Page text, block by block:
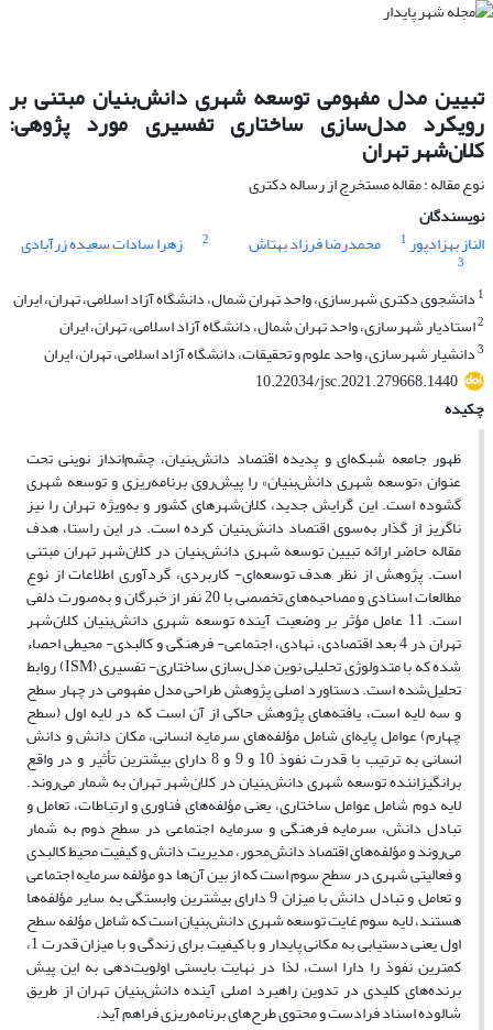
تبیین مدل مفهومی توسعه شهری دانش‌بنیان مبتنی بر
رویکرد مدل‌سازی ساختاری تفسیری مورد پژوهی:
کلان‌شهر تهران
نوع مقاله : مقاله مستخرج از رساله دکتری
نویسندگان
الناز بهزادپور1 محمدرضا فرزاد بهتاش 2 زهرا سادات سعیده زرآبادی
3
1 دانشجوی دکتری شهرسازی، واحد تهران شمال، دانشگاه آزاد اسلامی، تهران، ایران
2استادیار شهرسازی، واحد تهران شمال، دانشگاه آزاد اسلامی، تهران، ایران
3دانشیار شهرسازی، واحد علوم و تحقیقات، دانشگاه آزاد اسلامی، تهران، ایران
10.22034/jsc.2021.279668.1440
چکیده
ظهور جامعه شبکه‌ای و پدیده اقتصاد دانش‌بنیان، چشم‌انداز نوینی تحت
عنوان «توسعه شهری دانش‌بنیان» را پیش‌روی برنامه‌ریزی و توسعه شهری
گشوده است. این گرایش جدید، کلان‌شهرهای کشور و به‌ویژه تهران را نیز
ناگریز از گذار به‌سوی اقتصاد دانش‌بنیان کرده است. در این راستا، هدف
مقاله حاضر ارائه تبیین توسعه شهری دانش‌بنیان در کلان‌شهر تهران مبتنی
است. پژوهش از نظر هدف توسعه‌ای- کاربردی، گردآوری اطلاعات از نوع
مطالعات اسنادی و مصاحبه‌های تخصصی با 20 نفر از خبرگان و به‌صورت دلفی
است. 11 عامل مؤثر بر وضعیت آینده توسعه شهری دانش‌بنیان کلان‌شهر
تهران در 4 بعد اقتصادی، نهادی، اجتماعی- فرهنگی و کالبدی- محیطی احصاء
شده که با متدولوژی تحلیلی نوین مدل‌سازی ساختاری- تفسیری (ISM) روابط
تحلیل‌شده است. دستاورد اصلی پژوهش طراحی مدل مفهومی در چهار سطح
و سه لایه است، یافته‌های پژوهش حاکی از آن است که در لایه اول (سطح
چهارم) عوامل پایه‌ای شامل مؤلفه‌های سرمایه انسانی، مکان دانش و دانش
انسانی به ترتیب با قدرت نفوذ 10 و 9 و 8 دارای بیشترین تأثیر و در واقع
برانگیزاننده توسعه شهری دانش‌بنیان در کلان‌شهر تهران به شمار می‌روند.
لایه دوم شامل عوامل ساختاری، یعنی مؤلفه‌های فناوری و ارتباطات، تعامل و
تبادل دانش، سرمایه فرهنگی و سرمایه اجتماعی در سطح دوم به شمار
می‌روند و مؤلفه‌های اقتصاد دانش‌محور، مدیریت دانش و کیفیت محیط کالبدی
و فعالیتی شهری در سطح سوم است که از بین آن‌ها دو مؤلفه سرمایه اجتماعی
و تعامل و تبادل دانش با میزان 9 دارای بیشترین وابستگی به سایر مؤلفه‌ها
هستند، لایه سوم غایت توسعه شهری دانش‌بنیان است که شامل مؤلفه سطح
اول یعنی دستیابی به مکانی پایدار و با کیفیت برای زندگی و با میزان قدرت 1،
کمترین نفوذ را دارا است، لذا در نهایت بایستی اولویت‌دهی به این پیش
برنده‌های کلیدی در تدوین راهبرد اصلی آینده دانش‌بنیان تهران از طریق
شالوده اسناد فرادست و محتوی طرح‌های برنامه‌ریزی فراهم آید.